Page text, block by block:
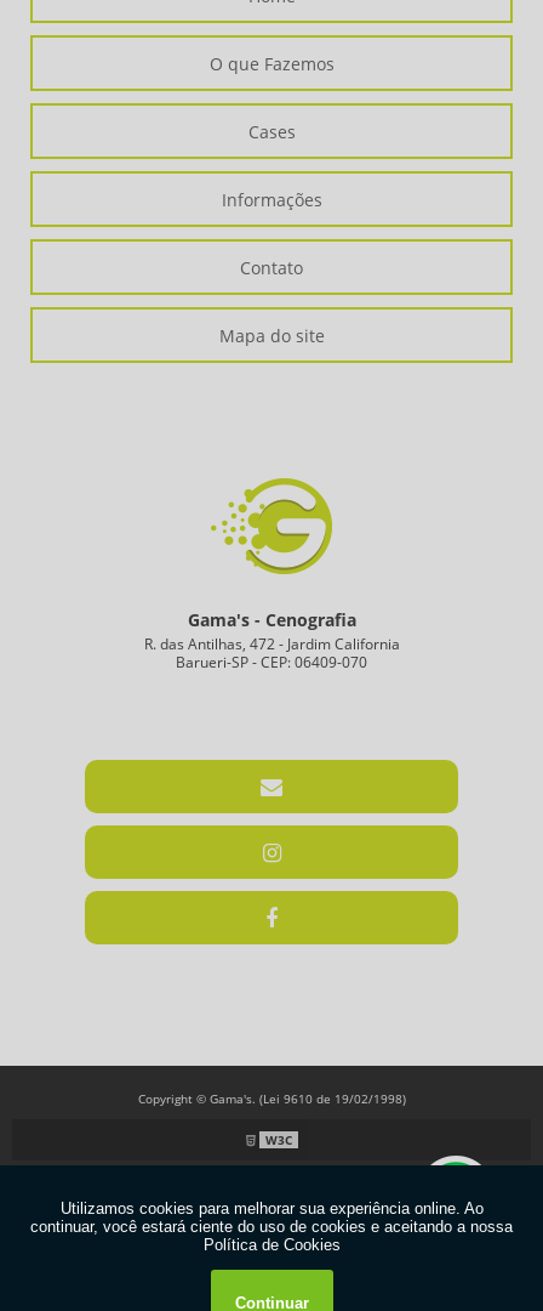
O que Fazemos
Cases
Informações
Contato
Mapa do site
Gama's - Cenografia
R. das Antilhas, 472 - Jardim California
Barueri-SP - CEP: 06409-070
Copyright © Gama's. (Lei 9610 de 19/02/1998)
W3C